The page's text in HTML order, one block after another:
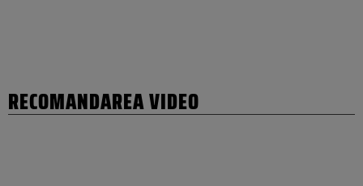
RECOMANDAREA VIDEO